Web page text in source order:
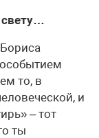
то, в
и
– тот
ты